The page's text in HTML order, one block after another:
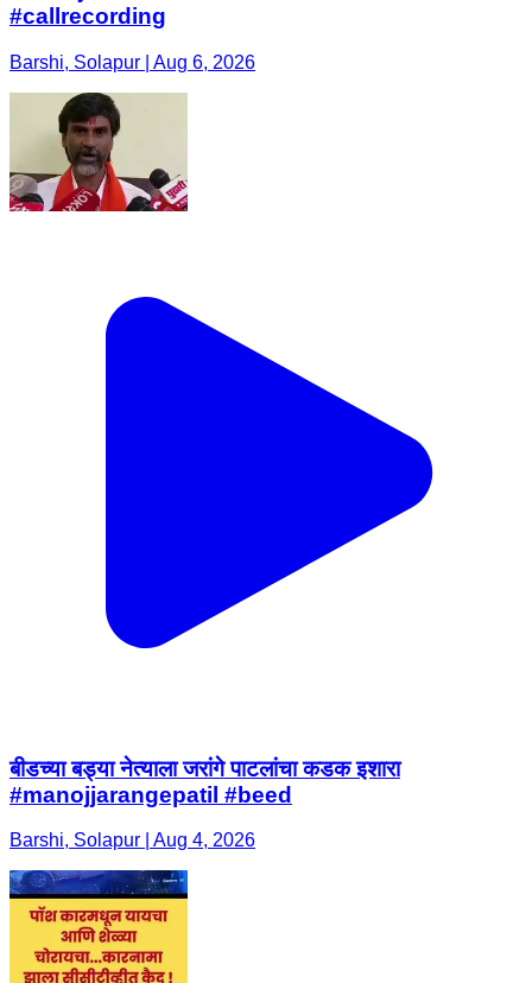
#callrecording
Barshi, Solapur | Aug 6, 2026
बीडच्या बड्या नेत्याला जरांगे पाटलांचा कडक इशारा
#manojjarangepatil #beed
Barshi, Solapur | Aug 4, 2026